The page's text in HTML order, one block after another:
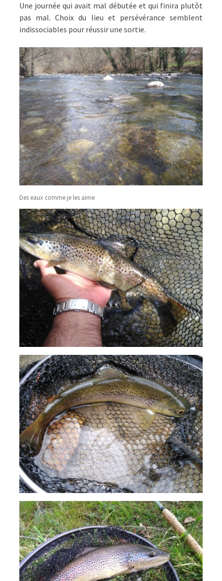
Une journée qui avait mal débutée et qui finira plutôt
pas mal. Choix du lieu et persévérance semblent
indissociables pour réussir une sortie.
Des eaux comme je les aime